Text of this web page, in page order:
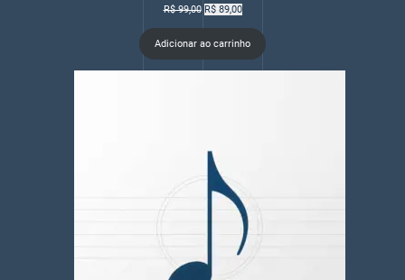
R$99,00 O
original
R$ 99,00.
R$89,00O
atual
R$ 89,00.
Adicionar ao carrinho